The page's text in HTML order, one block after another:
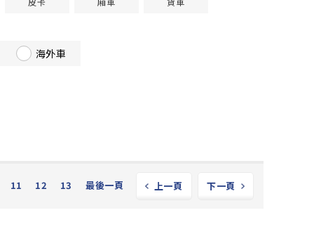
海外車
11 12 13 最後一頁 上一頁 下一頁